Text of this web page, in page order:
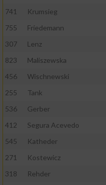
741
Krumsieg
755
Friedemann
307
Lenz
823
Maliszewska
456
Wischnewski
255
Tank
536
Gerber
412
Segura Acevedo
545
Katheder
271
Kostewicz
318
Rehder